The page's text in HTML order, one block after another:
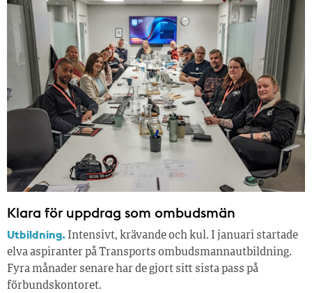
Klara för uppdrag som ombudsmän
Utbildning. Intensivt, krävande och kul. I januari startade
elva aspiranter på Transports ombudsmannautbildning.
Fyra månader senare har de gjort sitt sista pass på
förbundskontoret.